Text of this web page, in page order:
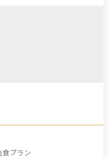
、大切な方々と和やかな時
やご会食に、心ゆくまでく
。
食プラン